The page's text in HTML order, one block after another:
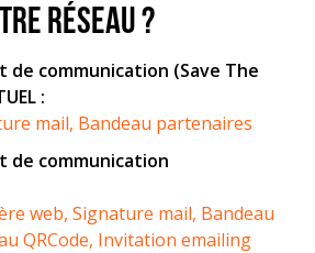
réseau ?
de communication (Save The
:
mail, Bandeau partenaires
de communication
web, Signature mail, Bandeau
QRCode, Invitation emailing